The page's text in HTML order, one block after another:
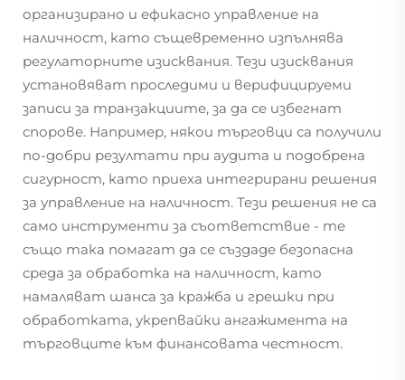
организирано и ефикасно управление на
наличност, като същевременно изпълнява
регулаторните изисквания. Тези изисквания
установяват проследими и верифицируеми
записи за транзакциите, за да се избегнат
спорове. Например, някои търговци са получили
по-добри резултати при аудита и подобрена
сигурност, като приеха интегрирани решения
за управление на наличност. Тези решения не са
само инструменти за съответствие - те
също така помагат да се създаде безопасна
среда за обработка на наличност, като
намаляват шанса за кражба и грешки при
обработката, укрепвайки ангажимента на
търговците към финансовата честност.